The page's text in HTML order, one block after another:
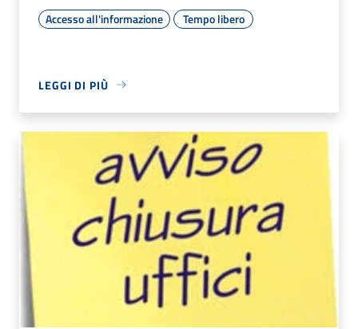
Accesso all'informazione Tempo libero
LEGGI DI PIÙ